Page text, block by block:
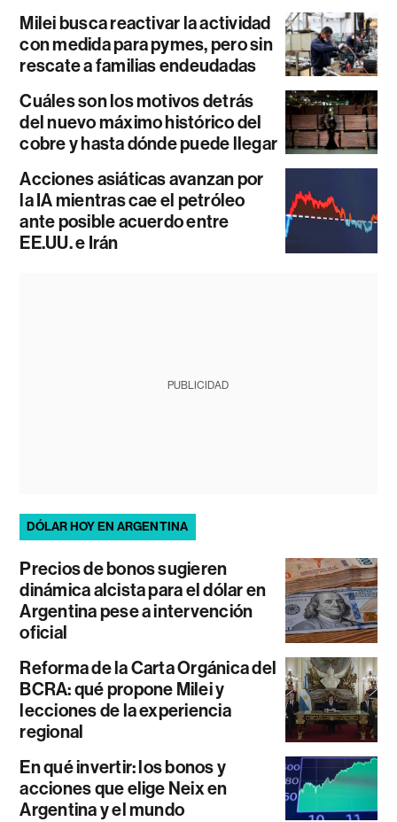
Milei busca reactivar la actividad
con medida para pymes, pero sin
rescate a familias endeudadas
Cuáles son los motivos detrás
del nuevo máximo histórico del
cobre y hasta dónde puede llegar
Acciones asiáticas avanzan por
la IA mientras cae el petróleo
ante posible acuerdo entre
EE.UU. e Irán
PUBLICIDAD
DÓLAR HOY EN ARGENTINA
Precios de bonos sugieren
dinámica alcista para el dólar en
Argentina pese a intervención
oficial
Reforma de la Carta Orgánica del
BCRA: qué propone Milei y
lecciones de la experiencia
regional
En qué invertir: los bonos y
acciones que elige Neix en
Argentina y el mundo